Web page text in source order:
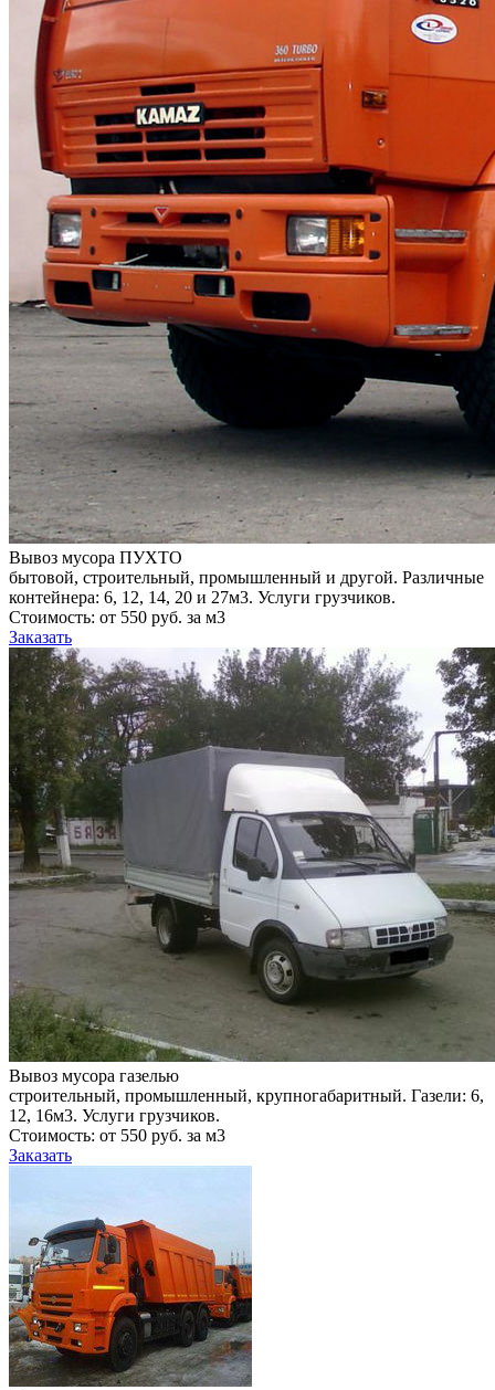
Вывоз мусора ПУХТО
бытовой, строительный, промышленный и другой. Различные
контейнера: 6, 12, 14, 20 и 27м3. Услуги грузчиков.
Стоимость: от 550 руб. за м3
Заказать
Вывоз мусора газелью
строительный, промышленный, крупногабаритный. Газели: 6,
12, 16м3. Услуги грузчиков.
Стоимость: от 550 руб. за м3
Заказать